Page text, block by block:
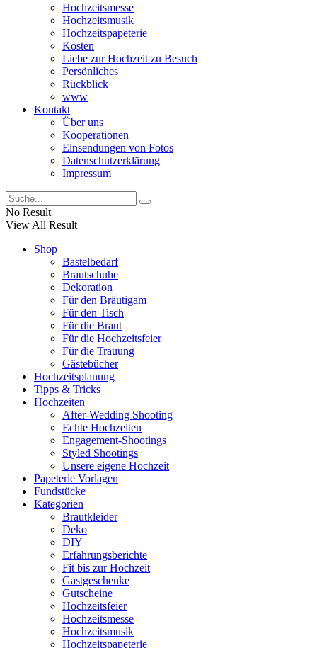
Hochzeitsmesse
Hochzeitsmusik
Hochzeitspapeterie
Kosten
Liebe zur Hochzeit zu Besuch
Persönliches
Rückblick
www
Kontakt
Über uns
Kooperationen
Einsendungen von Fotos
Datenschutzerklärung
Impressum
No Result
View All Result
Shop
Bastelbedarf
Brautschuhe
Dekoration
Für den Bräutigam
Für den Tisch
Für die Braut
Für die Hochzeitsfeier
Für die Trauung
Gästebücher
Hochzeitsplanung
Tipps & Tricks
Hochzeiten
After-Wedding Shooting
Echte Hochzeiten
Engagement-Shootings
Styled Shootings
Unsere eigene Hochzeit
Papeterie Vorlagen
Fundstücke
Kategorien
Brautkleider
Deko
DIY
Erfahrungsberichte
Fit bis zur Hochzeit
Gastgeschenke
Gutscheine
Hochzeitsfeier
Hochzeitsmesse
Hochzeitsmusik
Hochzeitspapeterie